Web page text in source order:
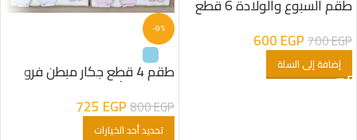
طقم السبوع والولادة 6 قطع
قطن شكل ارنب مطبوع
700EGP
600EGP
إضافة إلى السلة
-9%
طقم 4 قطع جكار مبطن فرو
شكل دب أولادى
800EGP
725 EGP
تحديد أحد الخيارات